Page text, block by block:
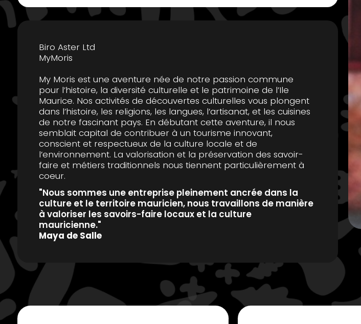
Biro Aster Ltd
MyMoris
My Moris est une aventure née de notre passion commune
pour l’histoire, la diversité culturelle et le patrimoine de l’Ile
Maurice. Nos activités de découvertes culturelles vous plongent
dans l’histoire, les religions, les langues, l’artisanat, et les cuisines
de notre fascinant pays. En débutant cette aventure, il nous
semblait capital de contribuer à un tourisme innovant,
conscient et respectueux de la culture locale et de
l’environnement. La valorisation et la préservation des savoir-
faire et métiers traditionnels nous tiennent particulièrement à
coeur.
"Nous sommes une entreprise pleinement ancrée dans la
culture et le territoire mauricien, nous travaillons de manière
à valoriser les savoirs-faire locaux et la culture
mauricienne."
Maya de Salle